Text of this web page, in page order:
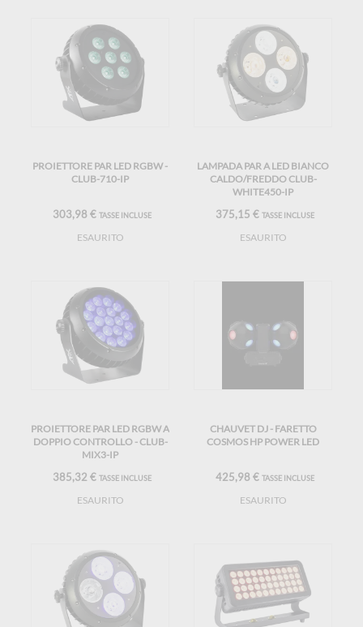
PROIETTORE PAR LED RGBW -
CLUB-710-IP
303,98 € TASSE INCLUSE
ESAURITO
LAMPADA PAR A LED BIANCO
CALDO/FREDDO CLUB-
WHITE450-IP
375,15 € TASSE INCLUSE
ESAURITO
PROIETTORE PAR LED RGBW A
DOPPIO CONTROLLO - CLUB-
MIX3-IP
385,32 € TASSE INCLUSE
ESAURITO
CHAUVET DJ - FARETTO
COSMOS HP POWER LED
425,98 € TASSE INCLUSE
ESAURITO